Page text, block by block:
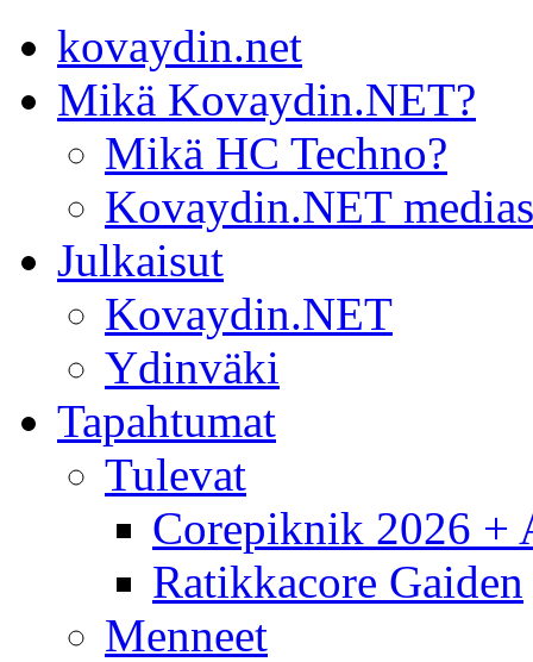
kovaydin.net
Mikä Kovaydin.NET?
Mikä HC Techno?
Kovaydin.NET
Julkaisut
Kovaydin.NET
Ydinväki
Tapahtumat
Tulevat
Corepiknik 2026 +
Ratikkacore Gaiden
Menneet